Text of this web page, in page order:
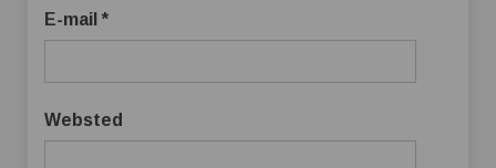
E-mail *
Websted